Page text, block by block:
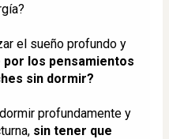
el sueño profundo y
los pensamientos
sin dormir?
profundamente y
sin tener que